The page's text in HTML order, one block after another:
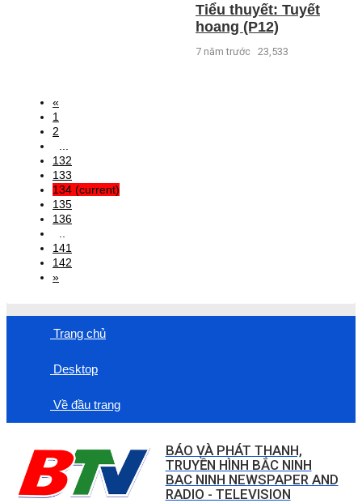
Tiểu thuyết: Tuyết
hoang (P12)
7 năm trước 23,533
«
1
2
132
133
134 (current)
135
136
141
142
»
Trang chủ
Desktop
Về đầu trang
BÁO VÀ PHÁT THANH,
TRUYỀN HÌNH BẮC NINH
BAC NINH NEWSPAPER AND
RADIO - TELEVISION